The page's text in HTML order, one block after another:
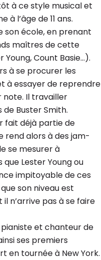
à ce style musical et
l’âge de 11 ans.
son école, en prenant
maîtres de cette
Count Basie…).
à se procurer les
à essayer de reprendre
note. Il travailler
Buster Smith.
fait déjà partie de
rend alors à des jam-
se mesurer à
Lester Young ou
impitoyable de ces
son niveau est
n’arrive pas à se faire
pianiste et chanteur de
ses premiers
en tournée à New York.